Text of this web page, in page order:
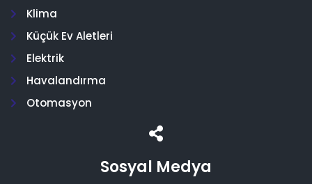
Klima
Küçük Ev Aletleri
Elektrik
Havalandırma
Otomasyon
Sosyal Medya